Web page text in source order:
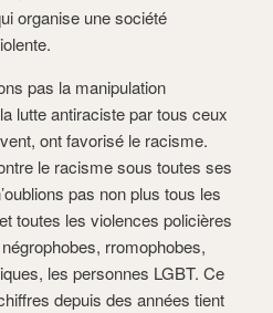
organise une société
pas la manipulation
lutte antiraciste par tous ceux
ont favorisé le racisme.
le racisme sous toutes ses
pas non plus tous les
toutes les violences policières
rromophobes,
les personnes LGBT. Ce
depuis des années tient